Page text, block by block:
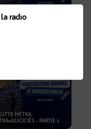
MORISSON, CITAME -
MÉTRA,
- PARTIE 2
radio